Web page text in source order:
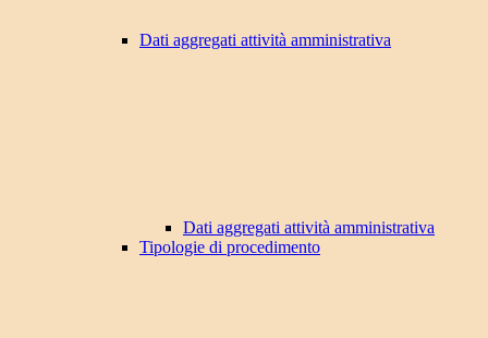
Dati aggregati attività amministrativa
Dati aggregati attività amministrativa
Tipologie di procedimento